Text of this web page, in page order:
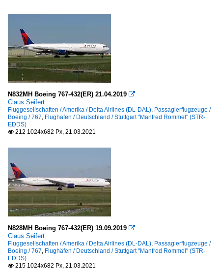
N832MH Boeing 767-432(ER) 21.04.2019 
Claus Seifert
Fluggesellschaften / Amerika / Delta Airlines (DL-DAL), Passagierflugzeuge /
Boeing / 767, Flughäfen / Deutschland / Stuttgart "Manfred Rommel" (STR-
EDDS)
 212 1024x682 Px, 21.03.2021
N828MH Boeing 767-432(ER) 19.09.2019 
Claus Seifert
Fluggesellschaften / Amerika / Delta Airlines (DL-DAL), Passagierflugzeuge /
Boeing / 767, Flughäfen / Deutschland / Stuttgart "Manfred Rommel" (STR-
EDDS)
 215 1024x682 Px, 21.03.2021